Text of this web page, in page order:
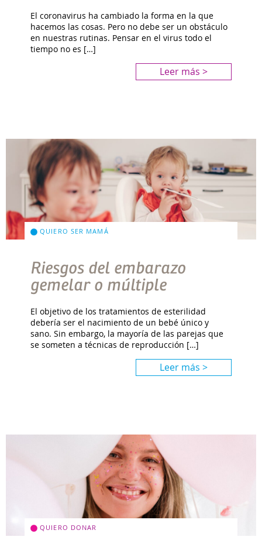
El coronavirus ha cambiado la forma en la que
hacemos las cosas. Pero no debe ser un obstáculo
en nuestras rutinas. Pensar en el virus todo el
tiempo no es […]
Leer más >
QUIERO SER MAMÁ
Riesgos del embarazo
gemelar o múltiple
El objetivo de los tratamientos de esterilidad
debería ser el nacimiento de un bebé único y
sano. Sin embargo, la mayoría de las parejas que
se someten a técnicas de reproducción […]
Leer más >
QUIERO DONAR